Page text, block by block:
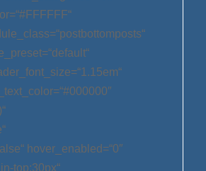
hover_enabled=“0″
top:30px“